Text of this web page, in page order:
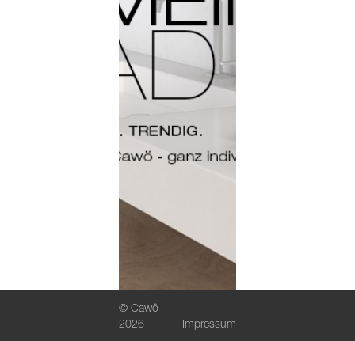
© Cawö
2026
Impressum